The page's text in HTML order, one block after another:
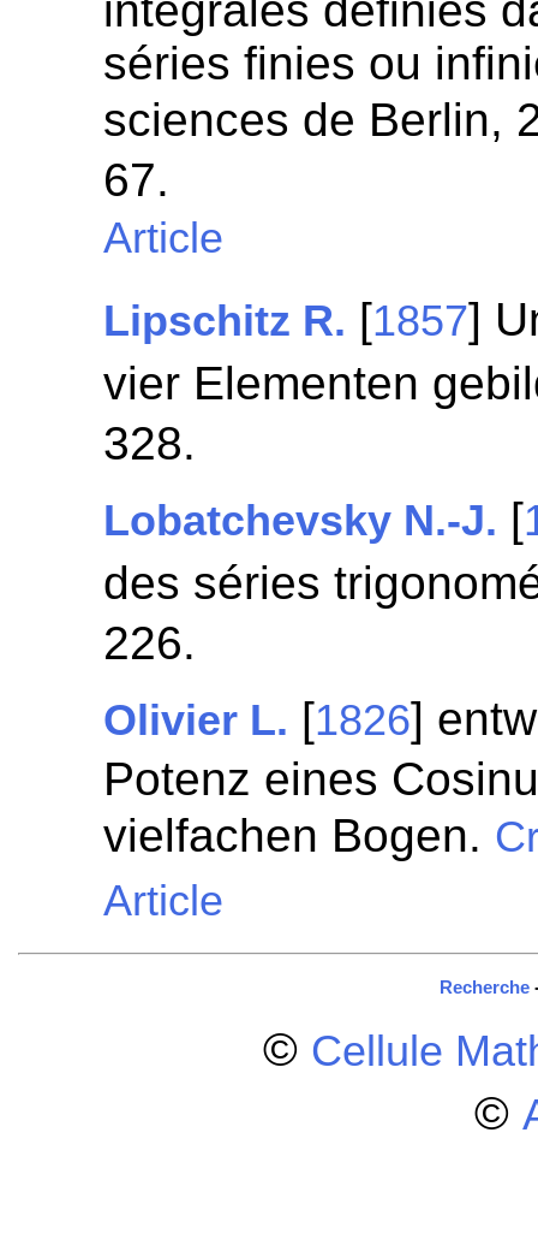
séries finies ou
sciences de Berlin,
67.
Article
Lipschitz R. [1857]
vier Elementen
328.
Lobatchevsky N.-J. [
des séries
226.
Olivier L. [1826]
Potenz eines
vielfachen Bogen.
Article
Recherche
© Cellule
©